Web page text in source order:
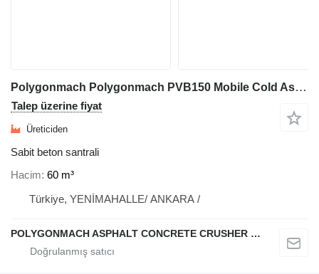
Polygonmach Polygonmach PVB150 Mobile Cold Asphalt & Emulsion Mixing
Talep üzerine fiyat
Üreticiden
Sabit beton santrali
Hacim 60 m³
Türkiye, YENİMAHALLE/ ANKARA /
POLYGONMACH ASPHALT CONCRETE CRUSHER SYSTEMS